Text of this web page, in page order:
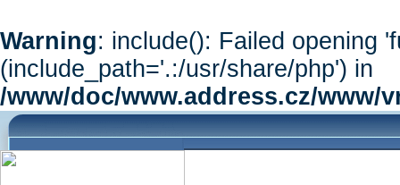
Warning: include(): Failed opening
(include_path='.:/usr/share/php') in
/www/doc/www.address.cz/www/